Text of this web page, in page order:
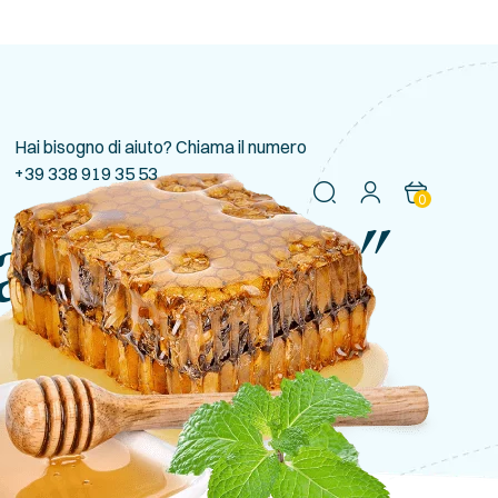
0
Hai bisogno di aiuto? Chiama il numero
+39 338 919 35 53
Naturale”